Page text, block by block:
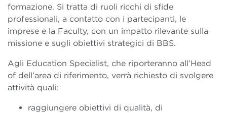
formazione. Si tratta di ruoli ricchi di sfide
professionali, a contatto con i partecipanti, le
imprese e la Faculty, con un impatto rilevante sulla
missione e sugli obiettivi strategici di BBS.
Agli Education Specialist, che riporteranno all’Head
of dell’area di riferimento, verrà richiesto di svolgere
attività quali:
raggiungere obiettivi di qualità, di